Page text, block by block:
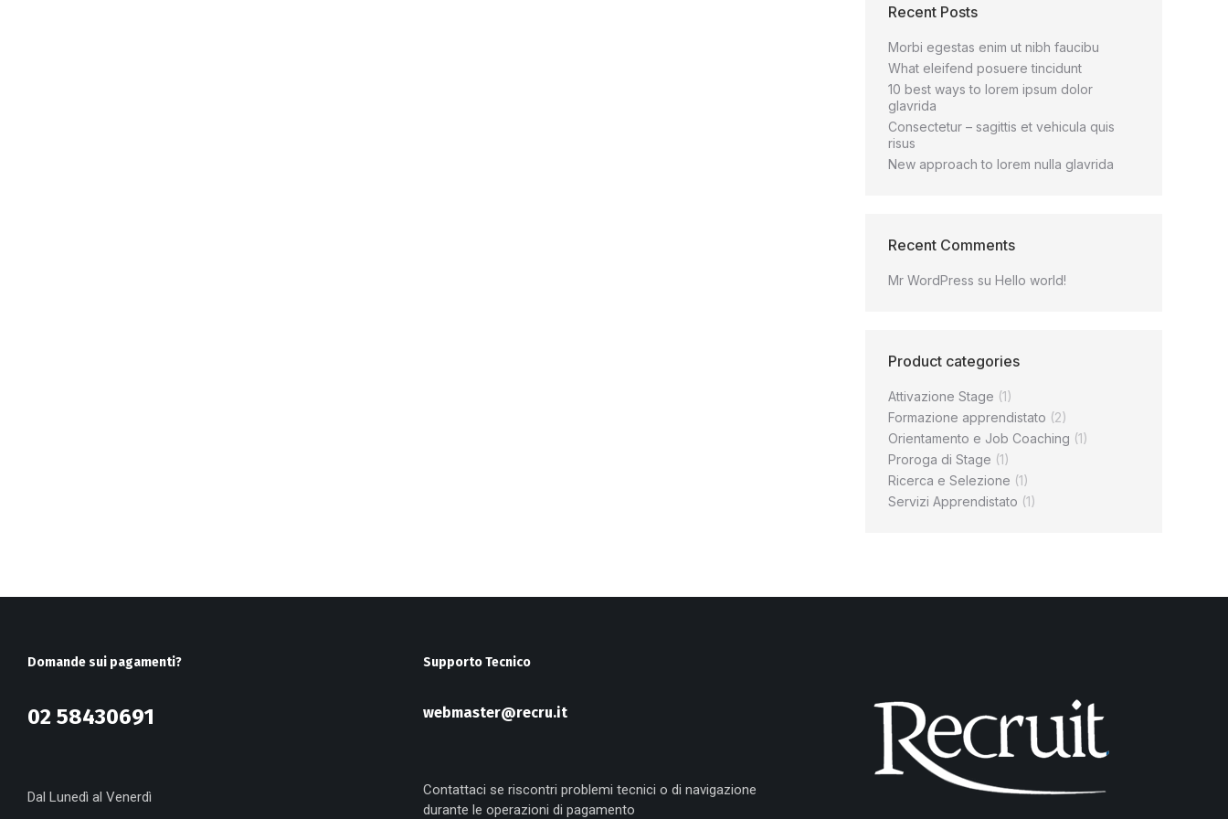
Recent Posts
Morbi egestas enim ut nibh faucibu
What eleifend posuere tincidunt
10 best ways to lorem ipsum dolor
glavrida
Consectetur – sagittis et vehicula quis
risus
New approach to lorem nulla glavrida
Recent Comments
Mr WordPress su Hello world!
Product categories
Attivazione Stage (1)
Formazione apprendistato (2)
Orientamento e Job Coaching (1)
Proroga di Stage (1)
Ricerca e Selezione (1)
Servizi Apprendistato (1)
Domande sui pagamenti?
02 58430691
Dal Lunedì al Venerdì
Supporto Tecnico
webmaster@recru.it
Contattaci se riscontri problemi tecnici o di navigazione
durante le operazioni di pagamento